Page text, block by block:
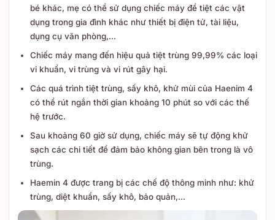
bé khác, mẹ có thể sử dụng chiếc máy để tiệt các vật
dụng trong gia đình khác như thiết bị điện tử, tài liệu,
dụng cụ văn phòng,...
Chiếc máy mang đến hiệu quả tiệt trùng 99,99% các loại
vi khuẩn, vi trùng và vi rút gây hại.
Các quá trình tiệt trùng, sấy khô, khử mùi của Haenim 4
có thể rút ngắn thời gian khoảng 10 phút so với các thế
hệ trước.
Sau khoảng 60 giờ sử dụng, chiếc máy sẽ tự động khử
sạch các chi tiết để đảm bảo không gian bên trong là vô
trùng.
Haemin 4 được trang bị các chế độ thông minh như: khử
trùng, diệt khuẩn, sấy khô, bảo quản,...